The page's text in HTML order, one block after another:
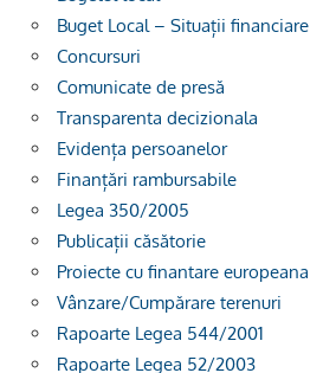
Buget Local – Situații financiare
Concursuri
Comunicate de presă
Transparenta decizionala
Evidența persoanelor
Finanțări rambursabile
Legea 350/2005
Publicații căsătorie
Proiecte cu finantare europeana
Vânzare/Cumpărare terenuri
Rapoarte Legea 544/2001
Rapoarte Legea 52/2003